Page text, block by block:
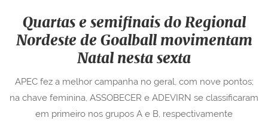
Quartas e semifinais do Regional
Nordeste de Goalball movimentam
Natal nesta sexta
APEC fez a melhor campanha no geral, com nove pontos;
na chave feminina, ASSOBECER e ADEVIRN se classificaram
em primeiro nos grupos A e B, respectivamente